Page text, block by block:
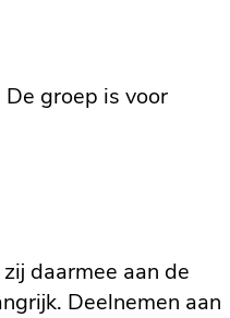
groep is voor
daarmee aan de
Deelnemen aan